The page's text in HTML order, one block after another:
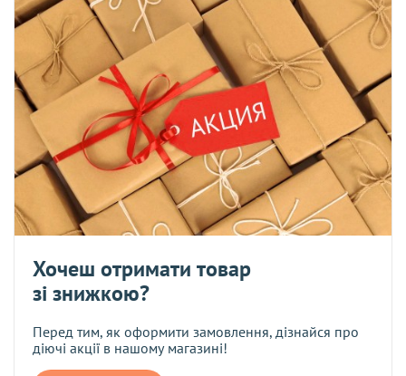
Хочеш отримати товар
зі знижкою?
Перед тим, як оформити замовлення, дізнайся про
діючі акції в нашому магазині!